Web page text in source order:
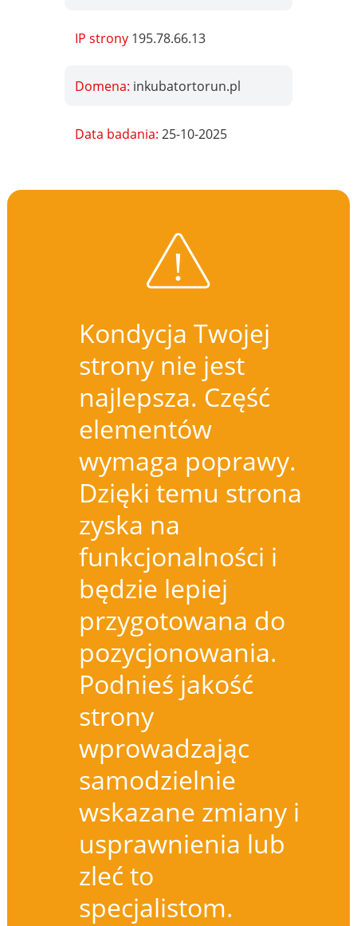
IP strony 195.78.66.13
Domena: inkubatortorun.pl
Data badania:25-10-2025
Kondycja Twojej
strony nie jest
najlepsza. Część
elementów
wymaga poprawy.
Dzięki temu strona
zyska na
funkcjonalności i
będzie lepiej
przygotowana do
pozycjonowania.
Podnieś jakość
strony
wprowadzając
samodzielnie
wskazane zmiany i
usprawnienia lub
zleć to
specjalistom.